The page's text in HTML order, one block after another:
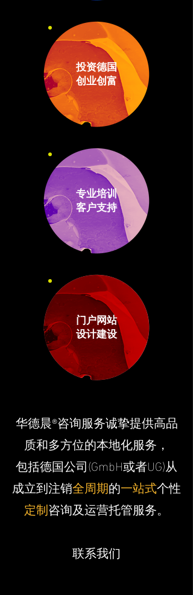
投资德国
创业创富
专业培训
客户支持
门户网站
设计建设
华德晨®咨询服务诚挚提供高品
质和多方位的本地化服务，
包括德国公司(GmbH或者UG)从
成立到注销全周期的一站式个性
定制咨询及运营托管服务。
联系我们